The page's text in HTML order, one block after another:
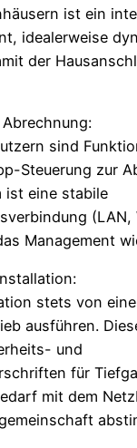
ist ein
idealerweise
der
sind
Steuerung zur
ist eine stabile
(LAN,
Management
stets von
ausführen.
und
für
mit dem